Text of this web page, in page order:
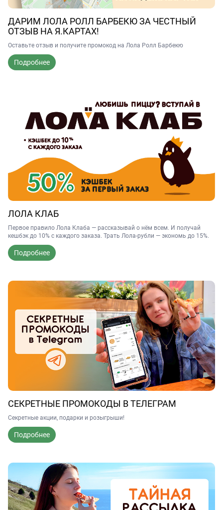
ДАРИМ ЛОЛА РОЛЛ БАРБЕКЮ ЗА ЧЕСТНЫЙ
ОТЗЫВ НА Я.КАРТАХ!
Оставьте отзыв и получите промокод на Лола Ролл Барбекю
Подробнее
ЛОЛА КЛАБ
Первое правило Лола Клаба — рассказывай о нём всем. И получай
кешбэк до 10% с каждого заказа. Трать Лола-рубли — экономь до 15%.
Подробнее
СЕКРЕТНЫЕ ПРОМОКОДЫ В ТЕЛЕГРАМ
Секретные акции, подарки и розыгрыши!
Подробнее